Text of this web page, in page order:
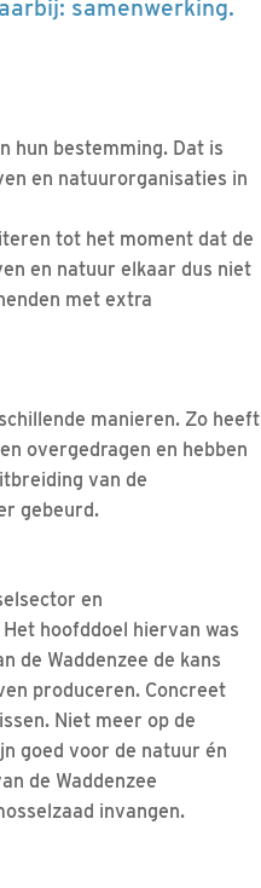
samenwerking.
hun bestemming. Dat is
en natuurorganisaties in
tot het moment dat de
en natuur elkaar dus niet
met extra
manieren. Zo heeft
overgedragen en hebben
van de
gebeurd.
en
hoofddoel hiervan was
de Waddenzee de kans
produceren. Concreet
Niet meer op de
goed voor de natuur én
de Waddenzee
invangen.